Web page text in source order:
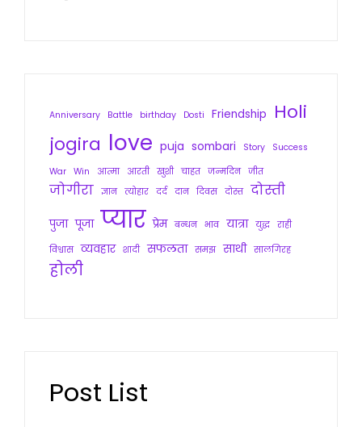
Anniversary Battle birthday Dosti Friendship
Holi
jogira love puja sombari Story
Success
War Win आत्मा आरती खुशी चाहत जन्मदिन जीत
जोगीरा ज्ञान त्योहार दर्द दान दिवस दोस्त दोस्ती
पुजा पूजा प्यार प्रेम बन्धन भाव यात्रा युद्ध राही
विश्वास व्यवहार शादी सफलता समझ साथी सालगिरह
होली
Post List